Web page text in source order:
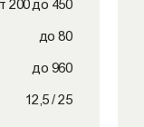
200 до 450
до 80
до 960
12,5 / 25